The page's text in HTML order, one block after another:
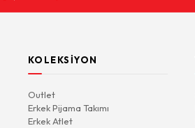
KOLEKSIYON
Outlet
Erkek Pijama Takımı
Erkek Atlet